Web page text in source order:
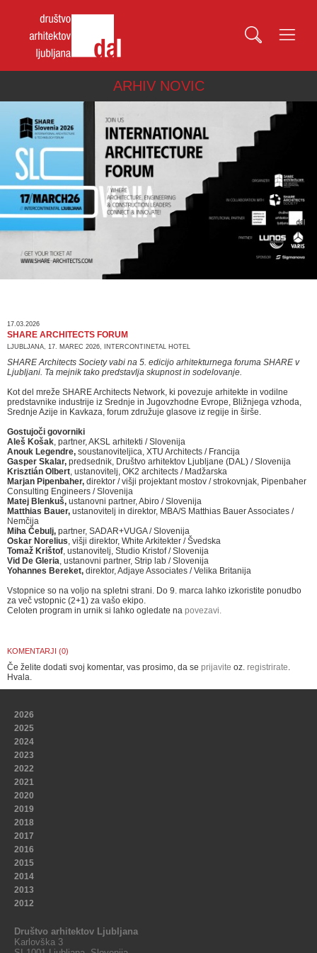
ARHIV NOVIC
17.03.2026
SHARE ARCHITECTS FORUM
LJUBLJANA, 17. MAREC 2026, INTERCONTINETAL HOTEL
SHARE Architects Society vabi na 5. edicijo arhitekturnega foruma SHARE v
Ljubljani. Ta mejnik tako predstavlja skupnost in sodelovanje.
Kot del mreže SHARE Architects Network, ki povezuje arhitekte in vodilne
predstavnike industrije iz Srednje in Jugovzhodne Evrope, Bližnjega vzhoda,
Srednje Azije in Kavkaza, forum združuje glasove iz regije in širše.
Gostujoči govorniki
Aleš Košak, partner, AKSL arhitekti / Slovenija
Anouk Legendre, soustanoviteljica, XTU Architects / Francija
Gasper Skalar, predsednik, Društvo arhitektov Ljubljane (DAL) / Slovenija
Krisztián Olbert, ustanovitelj, OK2 architects / Madžarska
Marjan Pipenbaher, direktor / višji projektant mostov / strokovnjak, Pipenbaher
Consulting Engineers / Slovenija
Matej Blenkuš, ustanovni partner, Abiro / Slovenija
Matthias Bauer, ustanovitelj in direktor, MBA/S Matthias Bauer Associates /
Nemčija
Miha Čebulj, partner, SADAR+VUGA / Slovenija
Oskar Norelius, višji direktor, White Arkitekter / Švedska
Tomaž Krištof, ustanovitelj, Studio Kristof / Slovenija
Vid De Gleria, ustanovni partner, Strip lab / Slovenija
Yohannes Bereket, direktor, Adjaye Associates / Velika Britanija
Vstopnice so na voljo na spletni strani. Do 9. marca lahko izkoristite ponudbo
za več vstopnic (2+1) za vašo ekipo.
Celoten program in urnik si lahko ogledate na povezavi.
KOMENTARJI (0)
Če želite dodati svoj komentar, vas prosimo, da se prijavite oz. registrirate.
Hvala.
2026
2025
2024
2023
2022
2021
2020
2019
2018
2017
2016
2015
2014
2013
2012
Društvo arhitektov Ljubljana
Karlovška 3